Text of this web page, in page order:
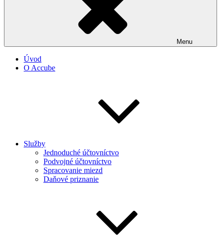
Menu
Úvod
O Accube
Služby
Jednoduché účtovníctvo
Podvojné účtovníctvo
Spracovanie miezd
Daňové priznanie